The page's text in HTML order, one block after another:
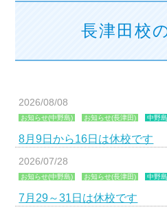
長津田校
2026/08/08
お知らせ(中野島) お知らせ(長津田) 中野
8月9日から16日は休校です
2026/07/28
お知らせ(中野島) お知らせ(長津田) 中野
7月29～31日は休校です